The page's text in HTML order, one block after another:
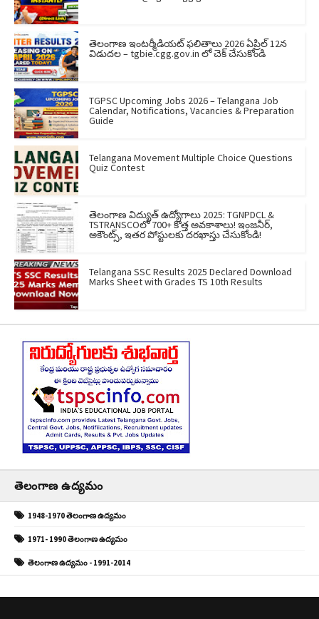
తెలంగాణ ఇంటర్మీడియట్ ఫలితాలు 2026 ఏప్రిల్ 12న
విడుదల – tgbie.cgg.gov.in లో చెక్ చేసుకోండి
TGPSC Upcoming Jobs 2026 – Telangana Job
Calendar, Notifications, Vacancies & Preparation
Guide
Telangana Movement Multiple Choice Questions
Quiz Contest
తెలంగాణ విద్యుత్ ఉద్యోగాలు 2025: TGNPDCL &
TSTRANSCOలో 700+ కొత్త అవకాశాలు! ఇంజనీర్,
అకౌంట్స్, ఇతర పోస్టులకు దరఖాస్తు చేసుకోండి!
Telangana SSC Results 2025 Declared Download
Marks Sheet with Grades TS 10th Results
తెలంగాణ ఉద్యమం
1948-1970 తెలంగాణ ఉద్యమం
1971- 1990 తెలంగాణ ఉద్యమం
తెలంగాణ ఉద్యమం - 1991-2014